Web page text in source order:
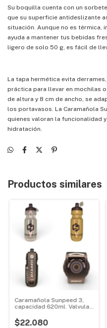
Su boquilla cuenta con un
que su superficie antideslizante
situación. Aunque no es térmica,
ayuda a mantener tus bebidas
ligero de solo 50 g, es fácil de
La tapa hermética evita
práctica para llevar en mochilas
de altura y 8 cm de ancho, se
los portavasos. La Caramañola
quienes valoran la funcionalidad
hidratación.
Productos similares
Caramañola Sunpeed 3,
capacidad 620ml. Valvula
Cierre de seguridad.
$22.080